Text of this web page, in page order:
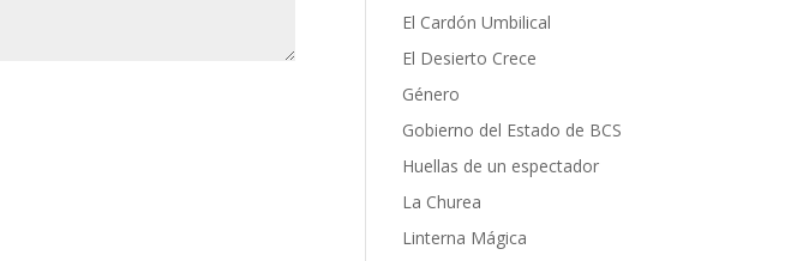
El Cardón Umbilical
El Desierto Crece
Género
Gobierno del Estado de BCS
Huellas de un espectador
La Churea
Linterna Mágica